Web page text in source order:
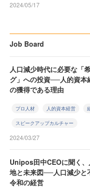
2024/05/17
Job Board
人口減少時代に必要な「
グ」への投資──人的資本
の獲得である理由
プロ人材 人的資本経営
スピークアップカルチャー
2024/03/27
Unipos田中CEOに聞く
地と未来図──人口減少と
令和の経営